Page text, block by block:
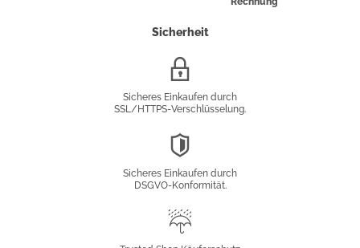
Sicherheit
Sicheres Einkaufen durch
SSL/HTTPS-Verschlüsselung.
Sicheres Einkaufen durch
DSGVO-Konformität.